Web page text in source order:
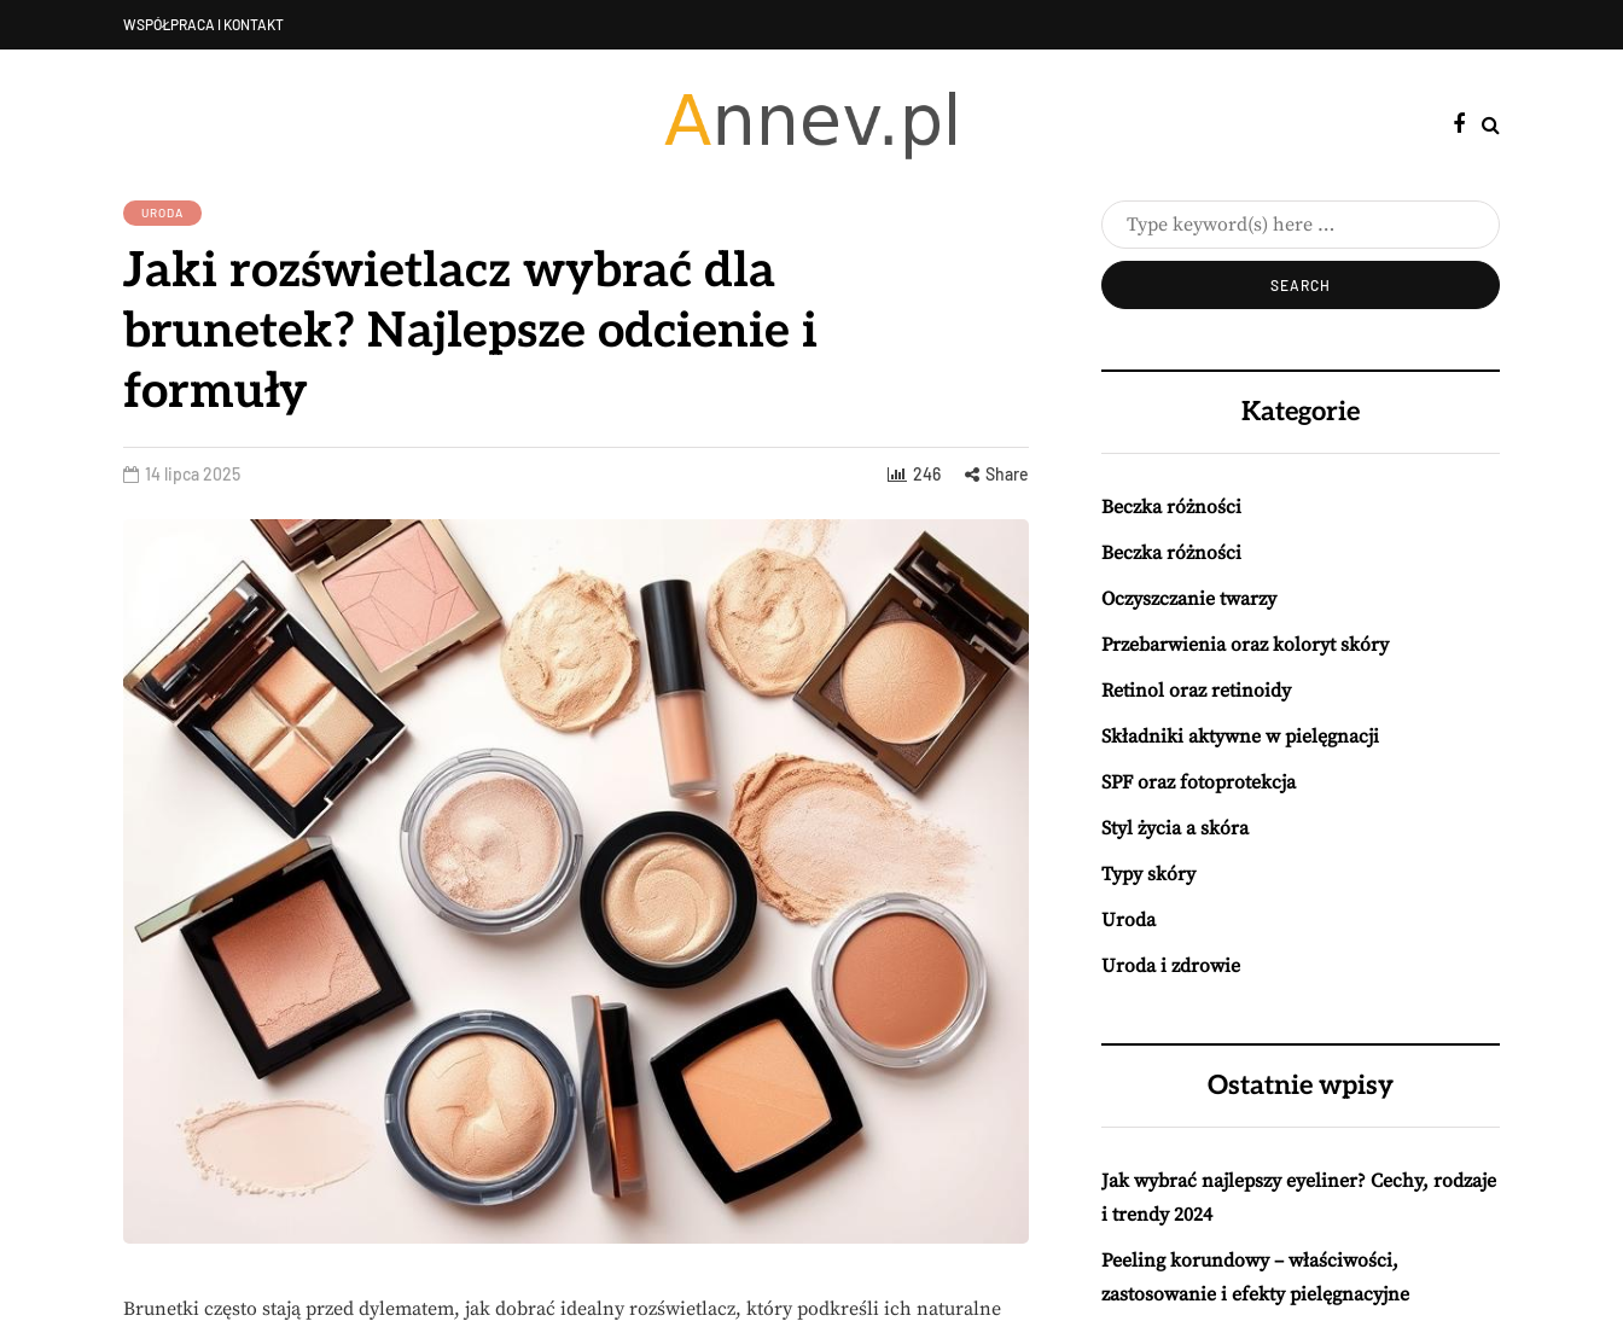
WSPÓŁPRACA I KONTAKT
URODA
Jaki rozświetlacz wybrać dla
brunetek? Najlepsze odcienie i
formuły
14 lipca 2025 246 Share
Brunetki często stają przed dylematem, jak dobrać idealny rozświetlacz, który podkreśli ich naturalne
Kategorie
Beczka różności
Beczka różności
Oczyszczanie twarzy
Przebarwienia oraz koloryt skóry
Retinol oraz retinoidy
Składniki aktywne w pielęgnacji
SPF oraz fotoprotekcja
Styl życia a skóra
Typy skóry
Uroda
Uroda i zdrowie
Ostatnie wpisy
Jak wybrać najlepszy eyeliner? Cechy, rodzaje
i trendy 2024
Peeling korundowy – właściwości,
zastosowanie i efekty pielęgnacyjne